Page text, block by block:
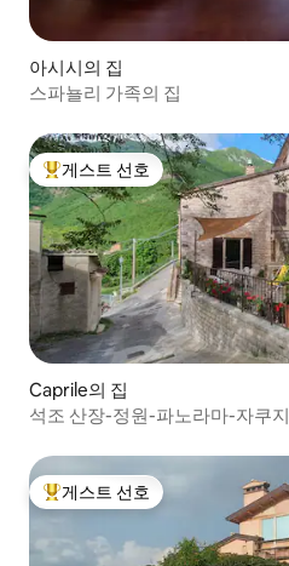
아시시의 집
스파뇰리 가족의 집
상위 게스트 선호
게스트 선호
Caprile의 집
석조 산장-정원-파노라마-자쿠지
상위 게스트 선호
게스트 선호